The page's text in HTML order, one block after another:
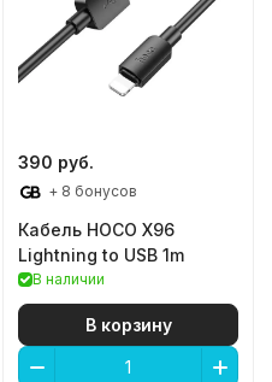
390 руб.
+ 8 бонусов
Кабель HOCO X96
Lightning to USB 1m
В наличии
В корзину